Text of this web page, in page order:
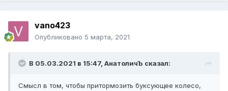
vano423
Опубликовано 5 марта, 2021
В 05.03.2021 в 15:47, АнатоличЪ сказал:
Смысл в том, чтобы притормозить буксующее колесо,